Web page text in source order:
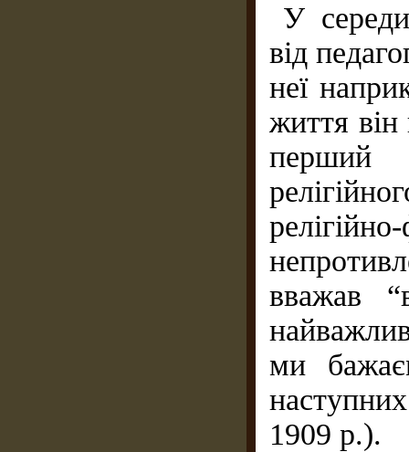
У
від
неї
життя
перший
вважав
ми
1909 р.).